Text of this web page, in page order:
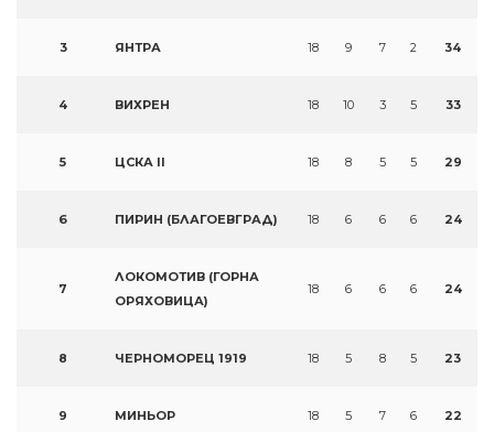
3 ЯНТРА 18 9 7 2 34
4 ВИХРЕН 18 10 3 5 33
5 ЦСКА II 18 8 5 5 29
6 ПИРИН (БЛАГОЕВГРАД) 18 6 6 6 24
7
ЛОКОМОТИВ (ГОРНА
ОРЯХОВИЦА)
18 6 6 6 24
8 ЧЕРНОМОРЕЦ 1919 18 5 8 5 23
9 МИНЬОР 18 5 7 6 22